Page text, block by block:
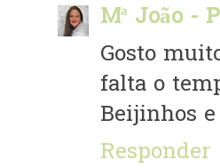
Mª João -
Gosto
falta o
Beijinhos
Responder